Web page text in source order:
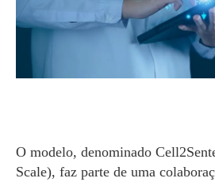
O modelo, denominado
Scale), faz parte de uma